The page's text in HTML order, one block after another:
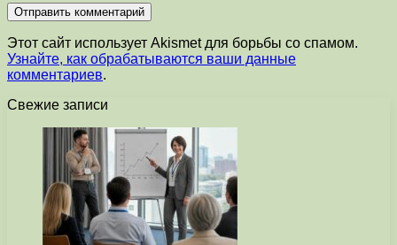
Этот сайт использует Akismet для борьбы со спамом.
Узнайте, как обрабатываются ваши данные
комментариев.
Свежие записи